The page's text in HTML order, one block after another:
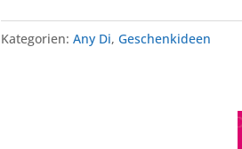
Kategorien: Any Di, Geschenkideen